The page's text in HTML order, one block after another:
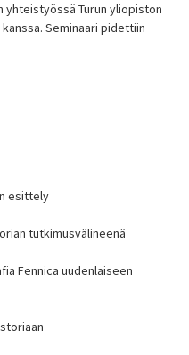
Turun yliopiston
Seminaari pidettiin
esittely
tutkimusvälineenä
Fennica uudenlaiseen